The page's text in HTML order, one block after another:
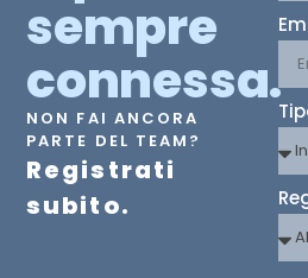
sempre
connessa.
NON FAI ANCORA
PARTE DEL TEAM?
Registrati
subito.